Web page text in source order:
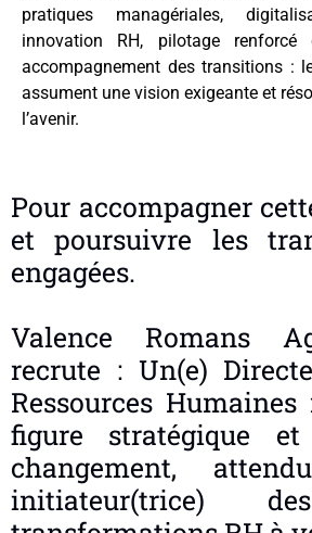
pratiques managériales,
innovation RH, pilotage renforcé
accompagnement des transitions :
assument une vision exigeante et
l’avenir.
Pour accompagner
et poursuivre les
engagées.
Valence Romans
recrute : Un(e)
Ressources Humaines
figure stratégique
changement,
initiateur(trice)